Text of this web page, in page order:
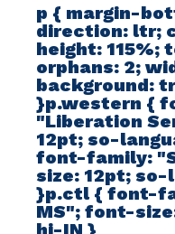
p { margin-
direction: ltr;
height:
orphans: 2;
background:
}p.western {
"Liberation
12pt; so-
font-family:
size: 12pt; so-
}p.ctl { font-
MS"; font-
hi-IN }